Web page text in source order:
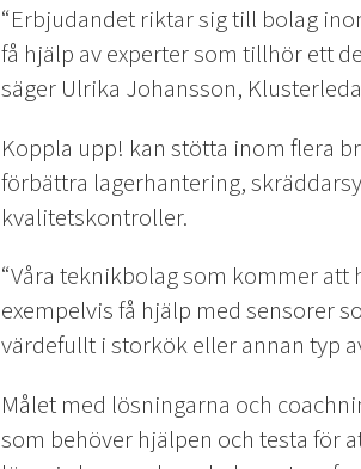
“Erbjudandet riktar sig till bolag
få hjälp av experter som tillhör ett
säger Ulrika Johansson,
Koppla upp! kan stötta inom flera
förbättra lagerhantering,
kvalitetskontroller.
“Våra teknikbolag som kommer
exempelvis få hjälp med sensorer
värdefullt i storkök eller annan typ
Målet med lösningarna och
som behöver hjälpen och testa för